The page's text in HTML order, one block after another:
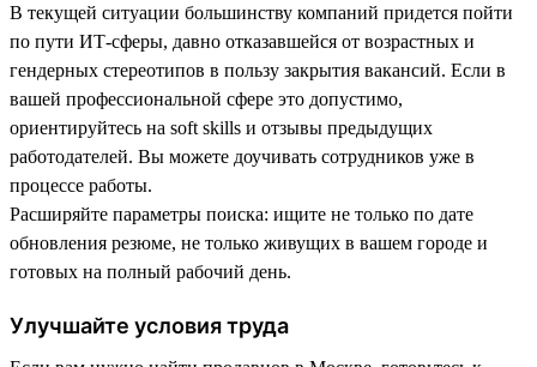
В текущей ситуации большинству компаний придется пойти
по пути ИТ-сферы, давно отказавшейся от возрастных и
гендерных стереотипов в пользу закрытия вакансий. Если в
вашей профессиональной сфере это допустимо,
ориентируйтесь на soft skills и отзывы предыдущих
работодателей. Вы можете доучивать сотрудников уже в
процессе работы.
Расширяйте параметры поиска: ищите не только по дате
обновления резюме, не только живущих в вашем городе и
готовых на полный рабочий день.
Улучшайте условия труда